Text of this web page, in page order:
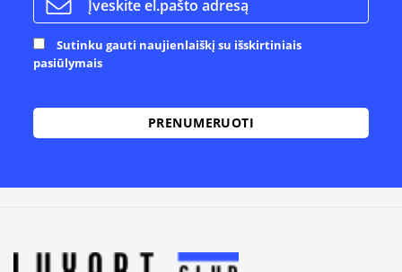
Sutinku gauti naujienlaiškį su išskirtiniais
pasiūlymais